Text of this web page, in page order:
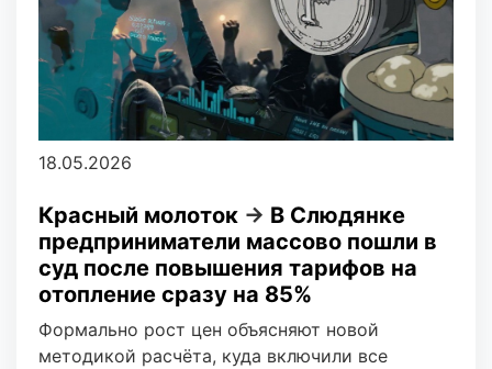
18.05.2026
Красный молоток → В Слюдянке
предприниматели массово пошли в
суд после повышения тарифов на
отопление сразу на 85%
Формально рост цен объясняют новой
методикой расчёта, куда включили все